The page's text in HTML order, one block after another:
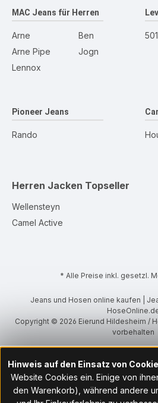
MAC Jeans für Herren
Arne
Arne Pipe
Lennox
Ben
Jogn
Pioneer Jeans
Rando
Herren Jacken Topseller
Wellensteyn
Camel Active
* Alle Preise inkl. gesetzl.
Jeans und Hosen online kaufen |
Copyright © 2026 Eierund Hildesheim /
vorbehalten
Hinweis auf den Einsatz von
Website Cookies ein. Einige von
den Warenkorb), während andere